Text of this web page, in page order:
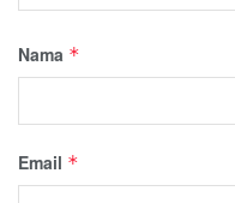
Nama *
Email *